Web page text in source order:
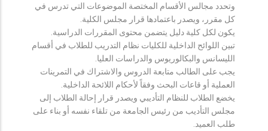
وتحدد مجالس الأقسام المختصة الموضوعات التي تدرس في
كل مقرر، ويصدر باعتمادها قرار مجلس الكلية.
يكون لكل كلية دليل يتضمن محتوى المقررات الدراسية.
تبين اللوائح الداخلية للكليات نظام التدريب للطلاب في أقسام
الليسانس والبكالوريوس والدراسات العليا.
يجب على الطالب متابعة الدروس والاشتراك في التمرينات
العملية أو قاعات البحث وفقاً لأحكام اللائحة الداخلية.
يخضع الطلاب للنظام التأديبي ويصدر قرار إحالة الطلاب إلى
مجلس التأديب من رئيس الجامعة من تلقاء نفسه أو بناء على
طلب العميد.